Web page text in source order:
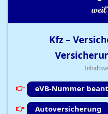
Kfz –
eVB-Nummer
Autoversicherung